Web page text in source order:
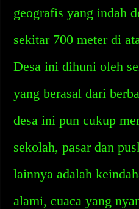
geografis yang indah
sekitar 700 meter di
Desa ini dihuni oleh
yang berasal dari
desa ini pun cukup
sekolah, pasar dan
lainnya adalah
alami, cuaca yang